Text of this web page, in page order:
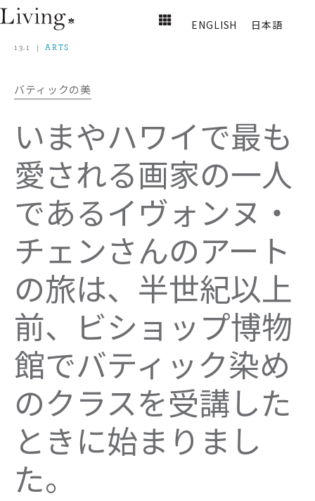
ENGLISH 日本語
13.1 ARTS
バティックの美
いまやハワイで最も
愛される画家の一人
であるイヴォンヌ・
チェンさんのアート
の旅は、半世紀以上
前、ビショップ博物
館でバティック染め
のクラスを受講した
ときに始まりまし
た。